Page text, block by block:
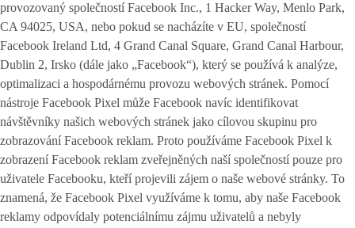
provozovaný společností Facebook Inc., 1 Hacker Way, Menlo Park,
CA 94025, USA, nebo pokud se nacházíte v EU, společností
Facebook Ireland Ltd, 4 Grand Canal Square, Grand Canal Harbour,
Dublin 2, Irsko (dále jako „Facebook“), který se používá k analýze,
optimalizaci a hospodárnému provozu webových stránek. Pomocí
nástroje Facebook Pixel může Facebook navíc identifikovat
návštěvníky našich webových stránek jako cílovou skupinu pro
zobrazování Facebook reklam. Proto používáme Facebook Pixel k
zobrazení Facebook reklam zveřejněných naší společností pouze pro
uživatele Facebooku, kteří projevili zájem o naše webové stránky. To
znamená, že Facebook Pixel využíváme k tomu, aby naše Facebook
reklamy odpovídaly potenciálnímu zájmu uživatelů a nebyly